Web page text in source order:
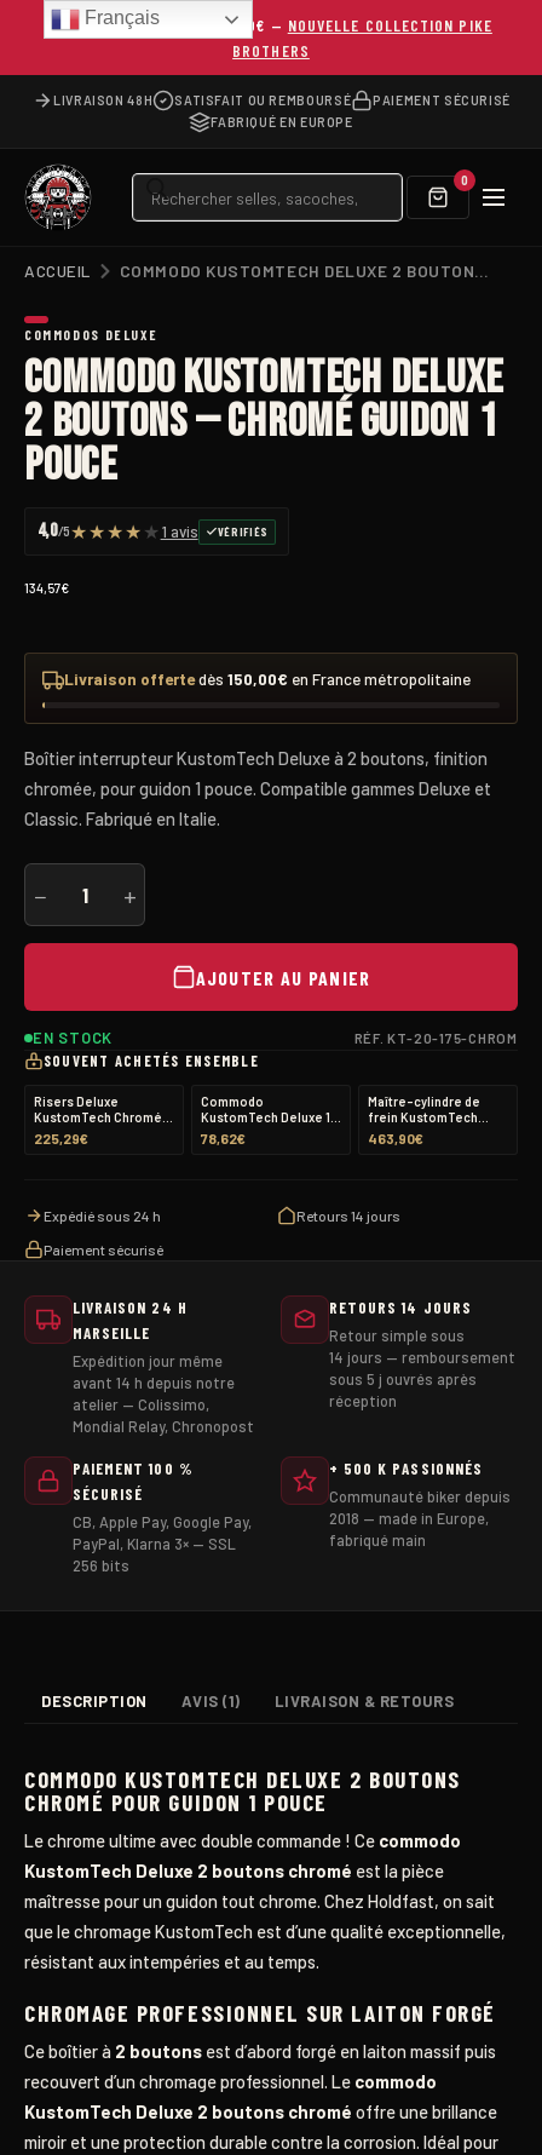
LIVRAISON OFFERTE DÈS 150€ — NOUVELLE COLLECTION PIKE
BROTHERS
LIVRAISON 48H SATISFAIT OU REMBOURSÉ
PAIEMENT SÉCURISÉ
FABRIQUÉ EN EUROPE
Recherche
produits
0
ACCUEIL COMMODO KUSTOMTECH DELUXE 2 BOUTONS — CHROMÉ GUIDON 1 POUCE
COMMODOS DELUXE
Commodo KustomTech Deluxe
2 boutons — Chromé guidon 1
pouce
4,0/5★★★★ ★1 avis VÉRIFIÉS
134,57€
Livraison offertedès 150,00€ en France métropolitaine
Boîtier interrupteur KustomTech Deluxe à 2 boutons, finition
chromée, pour guidon 1 pouce. Compatible gammes Deluxe et
Classic. Fabriqué en Italie.
quantité
de
Chromé
guidon
pouce
− +
AJOUTER AU PANIER
EN STOCK
RÉF. KT-20-175-CHROM
SOUVENT ACHETÉS ENSEMBLE
Risers Deluxe
KustomTech Chromé
Satiné — guidon 22 mm
(7/8″)
225,29€
Commodo
KustomTech Deluxe 1
bouton — Laiton satiné
guidon 1 pouce
78,62€
Maître-cylindre de
frein KustomTech
Classic Line TUV 14mm
— Noir
463,90€
Expédié sous 24 h
Retours 14 jours
Paiement sécurisé
LIVRAISON 24 H
MARSEILLE
Expédition jour même
avant 14 h depuis notre
atelier — Colissimo,
Mondial Relay, Chronopost
RETOURS 14 JOURS
Retour simple sous
14 jours — remboursement
sous 5 j ouvrés après
réception
PAIEMENT 100 %
SÉCURISÉ
CB, Apple Pay, Google Pay,
PayPal, Klarna 3× — SSL
256 bits
+ 500 K PASSIONNÉS
Communauté biker depuis
2018 — made in Europe,
fabriqué main
DESCRIPTION AVIS (1) LIVRAISON & RETOURS
COMMODO KUSTOMTECH DELUXE 2 BOUTONS
CHROMÉ POUR GUIDON 1 POUCE
Le chrome ultime avec double commande ! Ce commodo
KustomTech Deluxe 2 boutons chromé est la pièce
maîtresse pour un guidon tout chrome. Chez Holdfast, on sait
que le chromage KustomTech est d’une qualité exceptionnelle,
résistant aux intempéries et au temps.
CHROMAGE PROFESSIONNEL SUR LAITON FORGÉ
Ce boîtier à 2 boutons est d’abord forgé en laiton massif puis
recouvert d’un chromage professionnel. Le commodo
KustomTech Deluxe 2 boutons chromé offre une brillance
miroir et une protection durable contre la corrosion. Idéal pour
Français